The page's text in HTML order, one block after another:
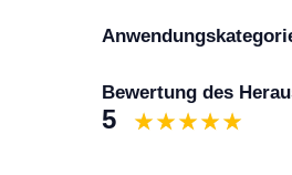
Bewertung des
5